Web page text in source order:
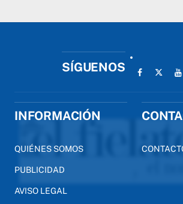
SÍGUENOS
INFORMACIÓN
QUIÉNES SOMOS
PUBLICIDAD
AVISO LEGAL